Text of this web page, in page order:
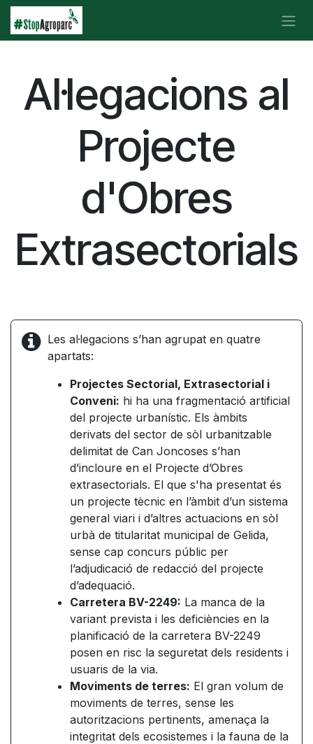
Skip to Content
Al·legacions al
Projecte
d'Obres
Extrasectorials
Les al·legacions s’han agrupat en quatre
apartats:
Projectes Sectorial, Extrasectorial i
Conveni: hi ha una fragmentació artificial
del projecte urbanístic. Els àmbits
derivats del sector de sòl urbanitzable
delimitat de Can Joncoses s’han
d’incloure en el Projecte d’Obres
extrasectorials. El que s'ha presentat és
un projecte tècnic en l’àmbit d’un sistema
general viari i d’altres actuacions en sòl
urbà de titularitat municipal de Gelida,
sense cap concurs públic per
l’adjudicació de redacció del projecte
d’adequació.
Carretera BV-2249: La manca de la
variant prevista i les deficiències en la
planificació de la carretera BV-2249
posen en risc la seguretat dels residents i
usuaris de la via.
Moviments de terres: El gran volum de
moviments de terres, sense les
autoritzacions pertinents, amenaça la
integritat dels ecosistemes i la fauna de la